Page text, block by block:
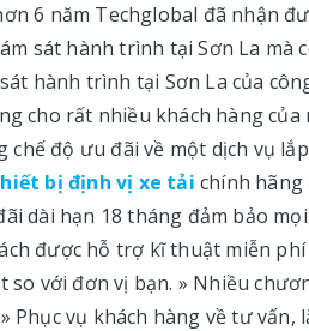
6 năm Techglobal đã nhận
sát hành trình tại Sơn La mà
hành trình tại Sơn La của
cho rất nhiều khách hàng
chế độ ưu đãi về một dịch vụ
bị định vị xe tải chính hãng
dài hạn 18 tháng đảm bảo
được hỗ trợ kĩ thuật miễn
so với đơn vị bạn. » Nhiều
Phục vụ khách hàng về tư